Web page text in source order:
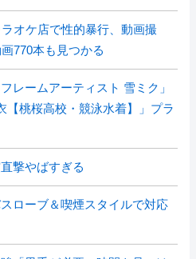
オケ店で性的暴行、動画撮
770本も見つかる
レームアーティスト 雪ミク」
【桃桜高校・競泳水着】」プラ
撃やばすぎる
ローブ＆喫煙スタイルで対応